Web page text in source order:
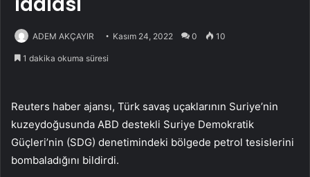
ADEM AKÇAYIR Kasım 24, 2022 0 10
1 dakika okuma süresi
Reuters haber ajansı, Türk savaş uçaklarının Suriye’nin
kuzeydoğusunda ABD destekli Suriye Demokratik
Güçleri’nin (SDG) denetimindeki bölgede petrol tesislerini
bombaladığını bildirdi.